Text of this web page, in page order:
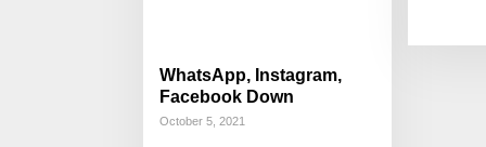
WhatsApp, Instagram,
Facebook Down
October 5, 2021